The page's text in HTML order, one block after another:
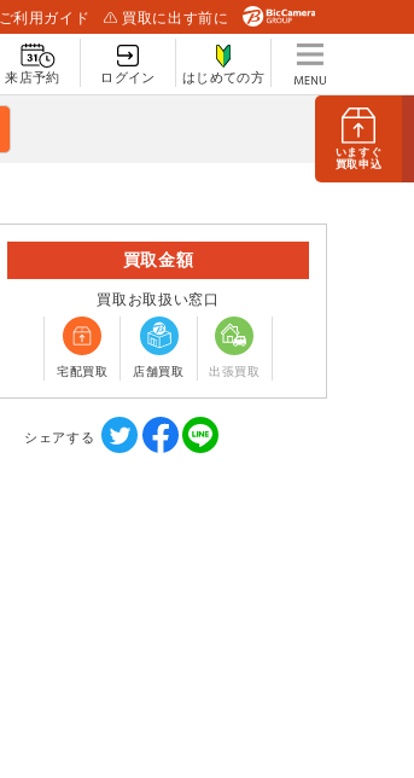
いますぐ
買取申込
ご利用ガイド 買取に出す前に
来店予約 ログイン はじめての方
買取金額
買取お取扱い窓口
宅配買取 店舗買取 出張買取
シェアする